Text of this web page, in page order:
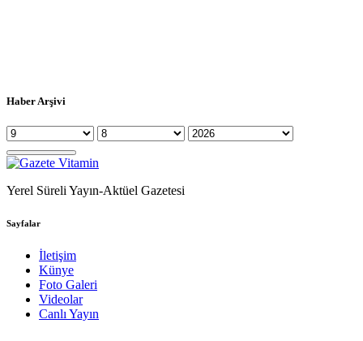
Haber Arşivi
Yerel Süreli Yayın-Aktüel Gazetesi
Sayfalar
İletişim
Künye
Foto Galeri
Videolar
Canlı Yayın